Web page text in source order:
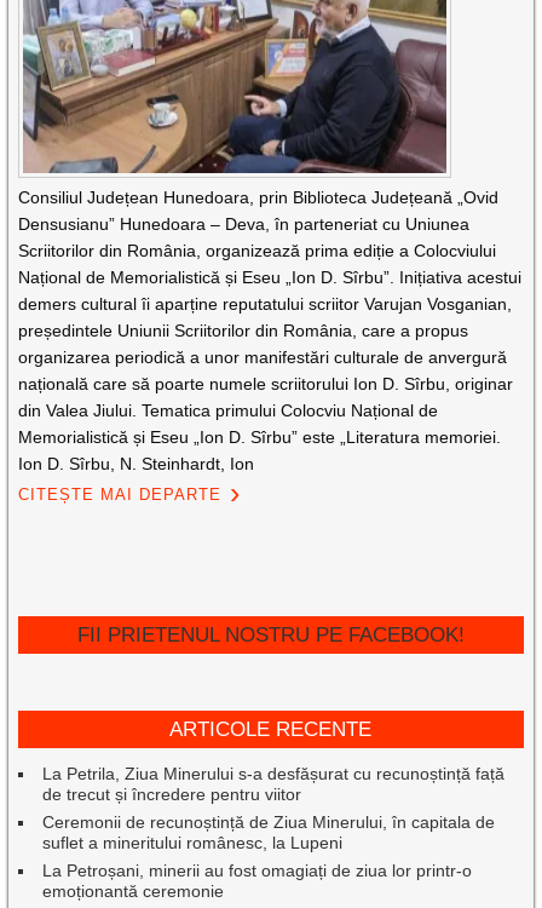
Consiliul Județean Hunedoara, prin Biblioteca Județeană „Ovid
Densusianu” Hunedoara – Deva, în parteneriat cu Uniunea
Scriitorilor din România, organizează prima ediție a Colocviului
Național de Memorialistică și Eseu „Ion D. Sîrbu”. Inițiativa acestui
demers cultural îi aparține reputatului scriitor Varujan Vosganian,
președintele Uniunii Scriitorilor din România, care a propus
organizarea periodică a unor manifestări culturale de anvergură
națională care să poarte numele scriitorului Ion D. Sîrbu, originar
din Valea Jiului. Tematica primului Colocviu Național de
Memorialistică și Eseu „Ion D. Sîrbu” este „Literatura memoriei.
Ion D. Sîrbu, N. Steinhardt, Ion
CITEȘTE MAI DEPARTE
FII PRIETENUL NOSTRU PE FACEBOOK!
ARTICOLE RECENTE
La Petrila, Ziua Minerului s-a desfășurat cu recunoștință față
de trecut și încredere pentru viitor
Ceremonii de recunoștință de Ziua Minerului, în capitala de
suflet a mineritului românesc, la Lupeni
La Petroșani, minerii au fost omagiați de ziua lor printr-o
emoționantă ceremonie